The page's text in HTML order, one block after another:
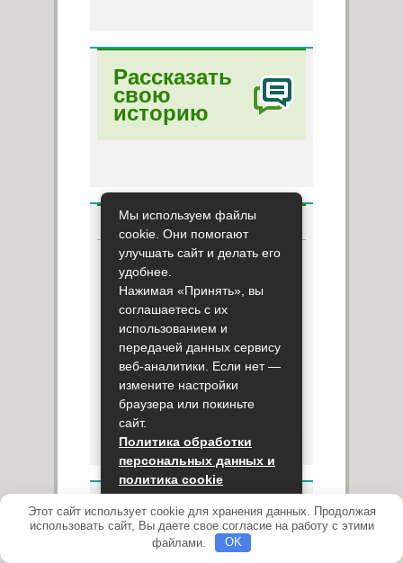
Рассказать
свою
историю
ОПРОС
Используете ли вы народную
медицину?
Использую
Нет, не использую
Результаты опроса
Новое оборудование
для скрининга может
Мы используем файлы
cookie. Они помогают
улучшать сайт и делать его
удобнее.
Нажимая «Принять», вы
соглашаетесь с их
использованием и
передачей данных сервису
веб-аналитики. Если нет —
измените настройки
браузера или покиньте
сайт.
Политика обработки
персональных данных и
политика cookie
Принять
Этот сайт использует cookie для хранения данных. Продолжая
использовать сайт, Вы даете свое согласие на работу с этими
файлами.
OK